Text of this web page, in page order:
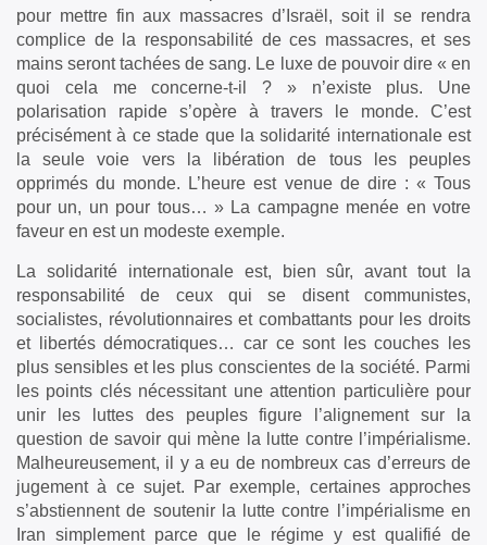
pour mettre fin aux massacres d’Israël, soit il se rendra
complice de la responsabilité de ces massacres, et ses
mains seront tachées de sang. Le luxe de pouvoir dire « en
quoi cela me concerne-t-il ? » n’existe plus. Une
polarisation rapide s’opère à travers le monde. C’est
précisément à ce stade que la solidarité internationale est
la seule voie vers la libération de tous les peuples
opprimés du monde. L’heure est venue de dire : « Tous
pour un, un pour tous… » La campagne menée en votre
faveur en est un modeste exemple.
La solidarité internationale est, bien sûr, avant tout la
responsabilité de ceux qui se disent communistes,
socialistes, révolutionnaires et combattants pour les droits
et libertés démocratiques… car ce sont les couches les
plus sensibles et les plus conscientes de la société. Parmi
les points clés nécessitant une attention particulière pour
unir les luttes des peuples figure l’alignement sur la
question de savoir qui mène la lutte contre l’impérialisme.
Malheureusement, il y a eu de nombreux cas d’erreurs de
jugement à ce sujet. Par exemple, certaines approches
s’abstiennent de soutenir la lutte contre l’impérialisme en
Iran simplement parce que le régime y est qualifié de